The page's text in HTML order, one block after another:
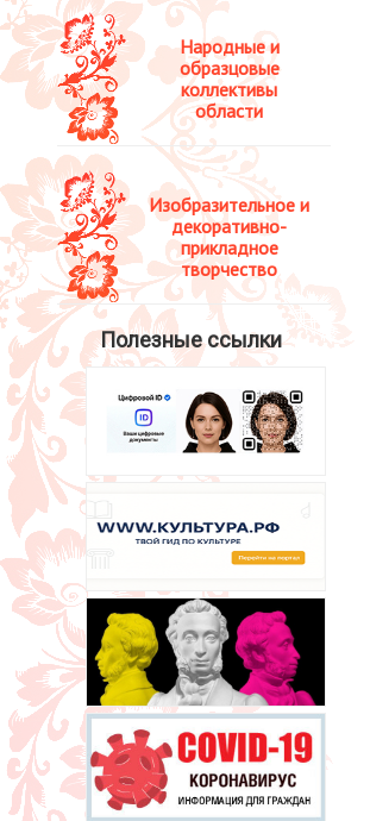
Народные и
образцовые
коллективы
области
Изобразительное и
декоративно-
прикладное
творчество
Полезные ссылки